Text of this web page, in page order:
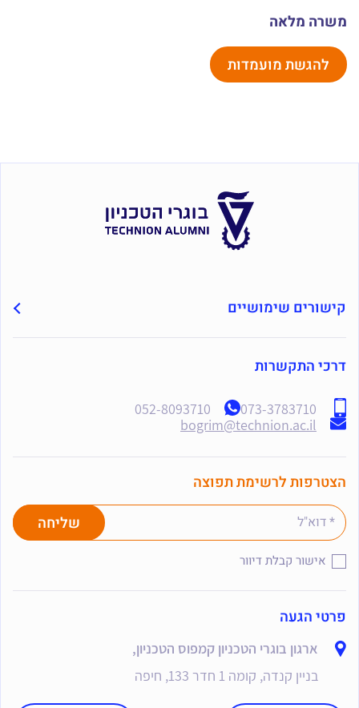
משרה מלאה
להגשת מועמדות
קישורים שימושיים
פרטי הגעה
ארגון בוגרי הטכניון קמפוס הטכניון,
בניין קנדה, קומה 1 חדר 133, חיפה
דרכי התקשרות
073-3783710
052-8093710
bogrim@technion.ac.il
הצטרפות לרשימת תפוצה
אישור קבלת דיוור